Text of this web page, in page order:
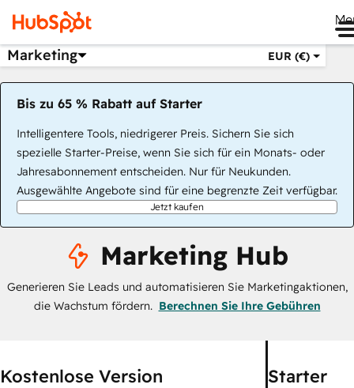
Marketing EUR (€)
Bis zu 65 % Rabatt auf Starter
Intelligentere Tools, niedrigerer Preis. Sichern Sie sich
spezielle Starter-Preise, wenn Sie sich für ein Monats- oder
Jahresabonnement entscheiden. Nur für Neukunden.
Ausgewählte Angebote sind für eine begrenzte Zeit verfügbar.
Jetzt kaufen
Marketing Hub
Generieren Sie Leads und automatisieren Sie Marketingaktionen,
die Wachstum fördern. Berechnen Sie Ihre Gebühren
Kostenlose Version Starter